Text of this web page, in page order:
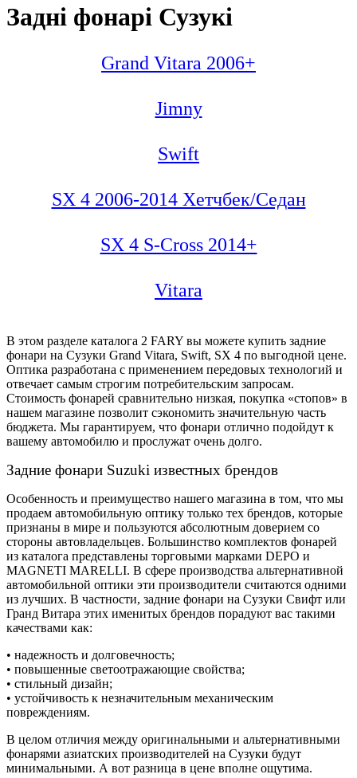
Задні фонарі Сузукі
Grand Vitara 2006+
Jimny
Swift
SX 4 2006-2014 Хетчбек/Седан
SX 4 S-Cross 2014+
Vitara
В этом разделе каталога 2 FARY вы можете купить задние
фонари на Сузуки Grand Vitara, Swift, SX 4 по выгодной цене.
Оптика разработана с применением передовых технологий и
отвечает самым строгим потребительским запросам.
Стоимость фонарей сравнительно низкая, покупка «стопов» в
нашем магазине позволит сэкономить значительную часть
бюджета. Мы гарантируем, что фонари отлично подойдут к
вашему автомобилю и прослужат очень долго.
Задние фонари Suzuki известных брендов
Особенность и преимущество нашего магазина в том, что мы
продаем автомобильную оптику только тех брендов, которые
признаны в мире и пользуются абсолютным доверием со
стороны автовладельцев. Большинство комплектов фонарей
из каталога представлены торговыми марками DEPO и
MAGNETI MARELLI. В сфере производства альтернативной
автомобильной оптики эти производители считаются одними
из лучших. В частности, задние фонари на Сузуки Свифт или
Гранд Витара этих именитых брендов порадуют вас такими
качествами как:
• надежность и долговечность;
• повышенные светоотражающие свойства;
• стильный дизайн;
• устойчивость к незначительным механическим
повреждениям.
В целом отличия между оригинальными и альтернативными
фонарями азиатских производителей на Сузуки будут
минимальными. А вот разница в цене вполне ощутима.